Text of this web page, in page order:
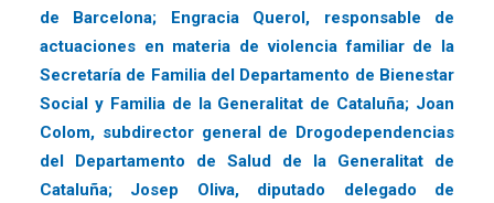
de Barcelona; Engracia Querol, responsable de
actuaciones en materia de violencia familiar de la
Secretaría de Familia del Departamento de Bienestar
Social y Familia de la Generalitat de Cataluña; Joan
Colom, subdirector general de Drogodependencias
del Departamento de Salud de la Generalitat de
Cataluña; Josep Oliva, diputado delegado de